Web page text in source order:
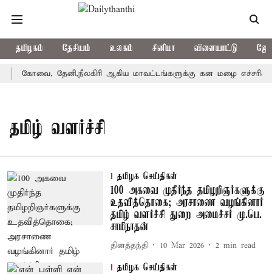
தமிழகம் தேசியம் உலகம் சினிமா விளையாட்டு
கோவை, தேனி,நீலகிரி ஆகிய மாவட்டங்களுக்கு கன மழை எச்சரிக்கை
தமிழ் வளர்ச்சி
தமிழக செய்திகள்
100 அகவை முதிர்ந்த தமிழறிஞர்களுக்கு
உதவித்தொகை; அரசாணை வழங்கினார்
தமிழ் வளர்ச்சி துறை அமைச்சர் மு.பெ.
சாமிநாதன்
தினத்தந்தி 10 Mar 2026 2 min read
தமிழக செய்திகள்